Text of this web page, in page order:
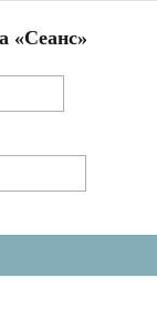
«Сеанс»